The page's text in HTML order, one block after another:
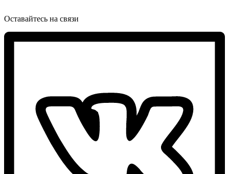
Оставайтесь на связи